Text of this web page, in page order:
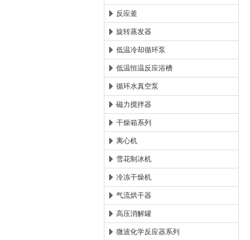
西安太康生物科技有限公司
反应釜
旋转蒸发器
低温冷却循环泵
低温恒温反应浴槽
循环水真空泵
磁力搅拌器
干燥箱系列
离心机
雪花制冰机
冷冻干燥机
气流烘干器
高压消解罐
微波化学反应器系列